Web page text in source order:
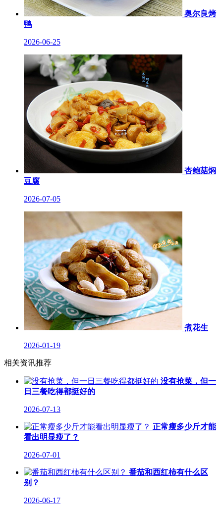
奥尔良烤
鸭
2026-06-25
杏鲍菇焖
豆腐
2026-07-05
煮花生
2026-01-19
相关资讯推荐
没有抢菜，但一
日三餐吃得都挺好的
2026-07-13
正常瘦多少斤才能
看出明显瘦了？
2026-07-01
番茄和西红柿有什么区
别？
2026-06-17